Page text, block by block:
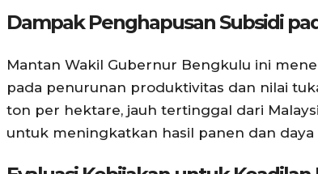
Dampak Penghapusan Subsidi
Mantan Wakil Gubernur Bengkulu ini
pada penurunan produktivitas dan nilai
ton per hektare, jauh tertinggal dari
untuk meningkatkan hasil panen dan daya